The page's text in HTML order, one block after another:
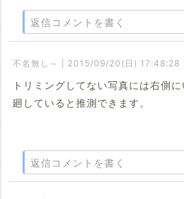
返信コメントを書く
不名無し～ | 2015/09/20(日) 17:48:28
トリミングしてない写真には右側
廻していると推測できます。
返信コメントを書く